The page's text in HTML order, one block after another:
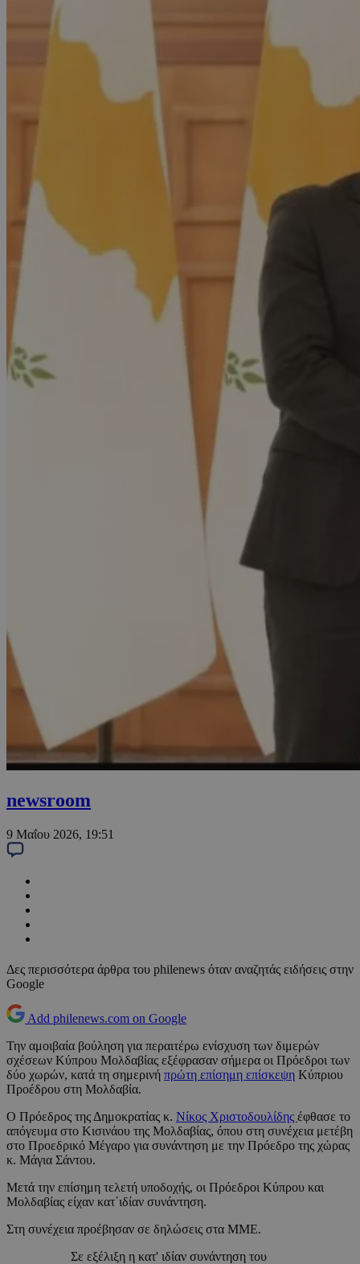
newsroom
9 Μαΐου 2026, 19:51
Δες περισσότερα άρθρα του philenews όταν αναζητάς ειδήσεις στην
Google
Add philenews.com on Google
Την αμοιβαία βούληση για περαιτέρω ενίσχυση των διμερών
σχέσεων Κύπρου Μολδαβίας εξέφρασαν σήμερα οι Πρόεδροι των
δύο χωρών, κατά τη σημερινή πρώτη επίσημη επίσκεψη Κύπριου
Προέδρου στη Μολδαβία.
Ο Πρόεδρος της Δημοκρατίας κ. Νίκος Χριστοδουλίδης έφθασε το
απόγευμα στο Κισινάου της Μολδαβίας, όπου στη συνέχεια μετέβη
στο Προεδρικό Μέγαρο για συνάντηση με την Πρόεδρο της χώρας
κ. Μάγια Σάντου.
Μετά την επίσημη τελετή υποδοχής, οι Πρόεδροι Κύπρου και
Μολδαβίας είχαν κατ΄ιδίαν συνάντηση.
Στη συνέχεια προέβησαν σε δηλώσεις στα ΜΜΕ.
Σε εξέλιξη η κατ' ιδίαν συνάντηση του